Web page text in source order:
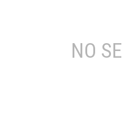
NO